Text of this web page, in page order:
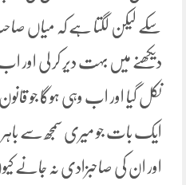
سکے لیکن لگتا ہے کہ میاں
دیکھنے میں بہت دیر کر لی
نکل گیا اور اب وہی ہوگا جو
ایک بات جو میری سمجھ سے
اور ان کی صاحبزادی نہ جانے